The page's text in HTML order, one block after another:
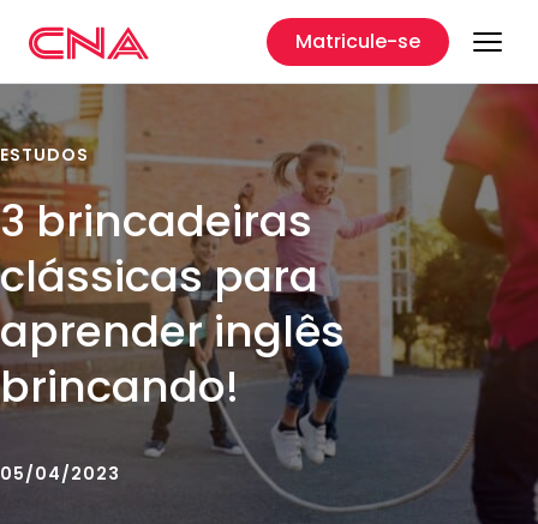
Matricule-se
ESTUDOS
3 brincadeiras
clássicas para
aprender inglês
brincando!
05/04/2023